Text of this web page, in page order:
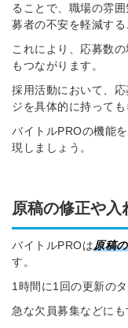
ることで、職場の雰
募者の不安を軽減する
これにより、応募数
もつながります。
採用活動において、
ジを具体的に持っても
バイトルPROの機能
現しましょう。
原稿の修正や
バイトルPROは原稿
す。
1時間に1回の更新の
急な欠員募集などにも